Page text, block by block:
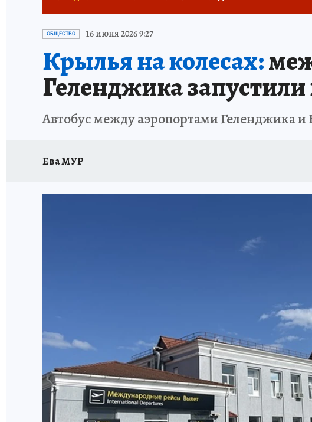
ОТДЫХ В РОССИИ
ОБЩЕСТВО 16 июня 2026 9:27
Крылья на колесах:
Геленджика
Автобус между аэропортами Геленджика и
Ева МУР